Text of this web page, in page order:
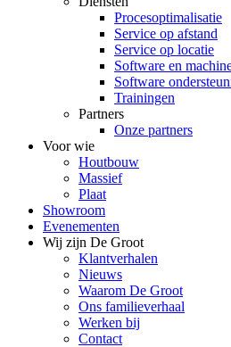
Procesoptimalisatie
Service op afstand
Service op locatie
Software en
Software
Trainingen
Partners
Onze partners
Voor wie
Houtbouw
Massief
Plaat
Showroom
Evenementen
Wij zijn De Groot
Klantverhalen
Nieuws
Waarom De Groot
Ons familieverhaal
Werken bij
Contact